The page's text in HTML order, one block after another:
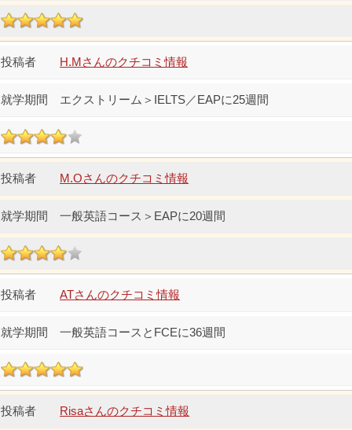
H.Mさんのクチコミ情報
エクストリーム＞IELTS／EAPに25週間
M.Oさんのクチコミ情報
一般英語コース＞EAPに20週間
ATさんのクチコミ情報
一般英語コースとFCEに36週間
Risaさんのクチコミ情報